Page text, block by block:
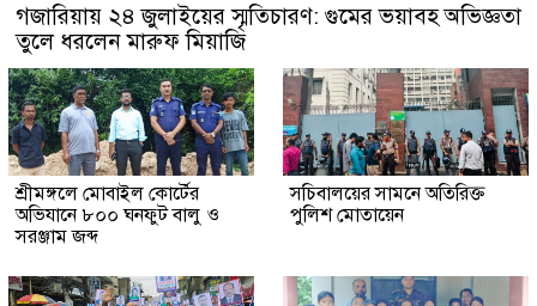
গজারিয়ায় ২৪ জুলাইয়ের স্মৃতিচারণ: গুমের ভয়াবহ অভিজ্ঞতা
তুলে ধরলেন মারুফ মিয়াজি
শ্রীমঙ্গলে মোবাইল কোর্টের
অভিযানে ৮০০ ঘনফুট বালু ও
সরঞ্জাম জব্দ
সচিবালয়ের সামনে অতিরিক্ত
পুলিশ মোতায়েন